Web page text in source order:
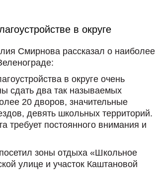
в округе
Смирнова рассказал о наиболее
в округе очень
сдать два так называемых
20 дворов, значительные
девять школьных территорий.
требует постоянного внимания и
зоны отдыха «Школьное
улице и участок Каштановой